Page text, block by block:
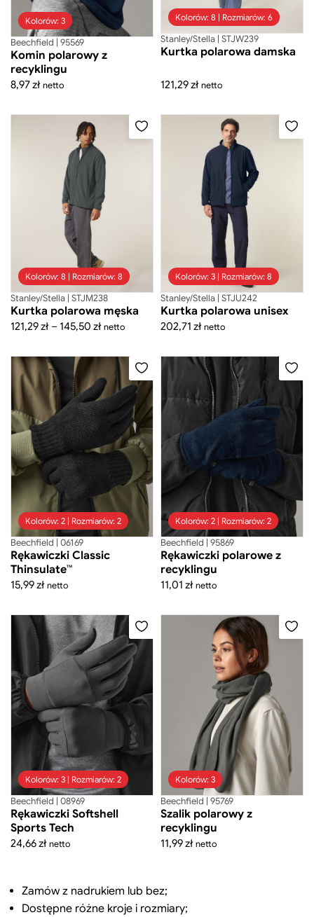
Spodnie
Szaliki
Gadżety
Mini figurki
Ręczniki
Beechfield
Cena
minimalna
Cena
maksymalna
Cena
minimalna
-
Cena
maksymalna
Zastosuj filtr ceny
Kolorów: 3
Beechfield | 95569
Komin polarowy z
recyklingu
8,97złnetto
Kolorów: 8 | Rozmiarów: 6
Stanley/Stella | STJW239
Kurtka polarowa damska
121,29złnetto
Kolorów: 8 | Rozmiarów: 8
Stanley/Stella | STJM238
Kurtka polarowa męska
121,29zł – 145,50 złZakres
od
121,29 zł
do
145,50 zł
netto
Kolorów: 3 | Rozmiarów: 8
Stanley/Stella | STJU242
Kurtka polarowa unisex
202,71 złnetto
Kolorów: 2 | Rozmiarów: 2
Beechfield | 06169
Rękawiczki Classic
Thinsulate™
15,99złnetto
Kolorów: 2 | Rozmiarów: 2
Beechfield | 95869
Rękawiczki polarowe z
recyklingu
11,01 złnetto
Kolorów: 3 | Rozmiarów: 2
Beechfield | 08969
Rękawiczki Softshell
Sports Tech
24,66złnetto
Kolorów: 3
Beechfield | 95769
Szalik polarowy z
recyklingu
11,99złnetto
Zamów z nadrukiem lub bez;
Dostępne różne kroje i rozmiary;